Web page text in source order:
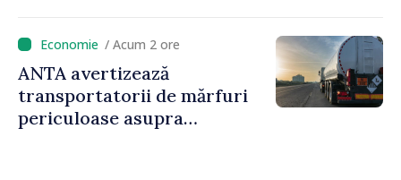
/ Acum 2 ore
ANTA avertizează
transportatorii de mărfuri
periculoase asupra